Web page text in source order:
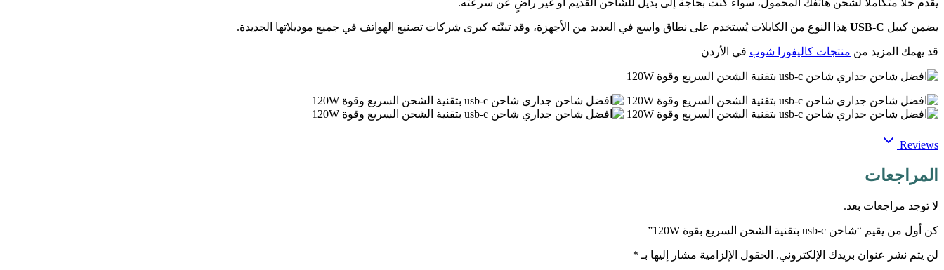
يضمن كيبل USB-C هذا النوع من الكابلات يُستخدم على نطاق واسع في العديد من الأجهزة، وقد تبنّته كبرى شركات تصنيع الهواتف في جميع موديلاتها الجديدة.
قد يهمك المزيد من منتجات كاليفورا شوب في الأردن
Reviews
المراجعات
لا توجد مراجعات بعد.
كن أول من يقيم “شاحن usb-c بتقنية الشحن السريع بقوة 120W”
لن يتم نشر عنوان بريدك الإلكتروني. الحقول الإلزامية مشار إليها بـ *